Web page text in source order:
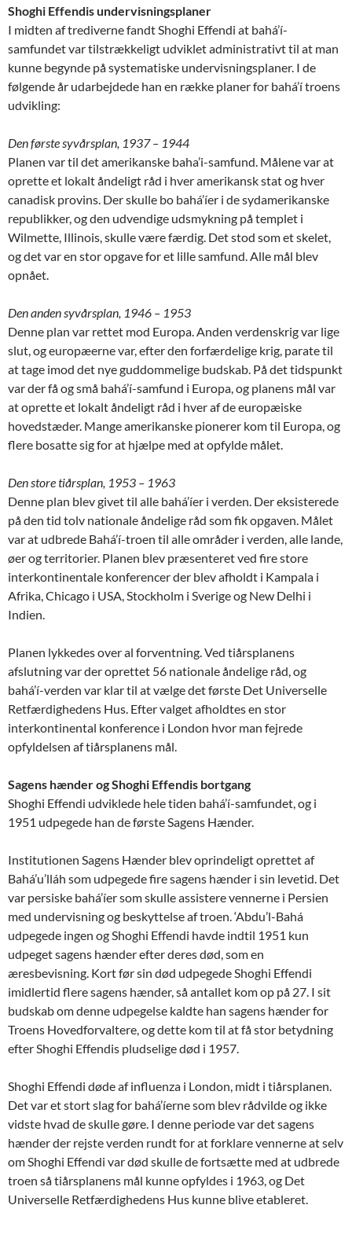
Shoghi Effendis undervisningsplaner
I midten af trediverne fandt Shoghi Effendi at bahá’í-
samfundet var tilstrækkeligt udviklet administrativt til at man
kunne begynde på systematiske undervisningsplaner. I de
følgende år udarbejdede han en række planer for bahá’í troens
udvikling:
Den første syvårsplan, 1937 – 1944
Planen var til det amerikanske baha’i-samfund. Målene var at
oprette et lokalt åndeligt råd i hver amerikansk stat og hver
canadisk provins. Der skulle bo bahá’íer i de sydamerikanske
republikker, og den udvendige udsmykning på templet i
Wilmette, Illinois, skulle være færdig. Det stod som et skelet,
og det var en stor opgave for et lille samfund. Alle mål blev
opnået.
Den anden syvårsplan, 1946 – 1953
Denne plan var rettet mod Europa. Anden verdenskrig var lige
slut, og europæerne var, efter den forfærdelige krig, parate til
at tage imod det nye guddommelige budskab. På det tidspunkt
var der få og små bahá’í-samfund i Europa, og planens mål var
at oprette et lokalt åndeligt råd i hver af de europæiske
hovedstæder. Mange amerikanske pionerer kom til Europa, og
flere bosatte sig for at hjælpe med at opfylde målet.
Den store tiårsplan, 1953 – 1963
Denne plan blev givet til alle bahá’íer i verden. Der eksisterede
på den tid tolv nationale åndelige råd som fik opgaven. Målet
var at udbrede Bahá’í-troen til alle områder i verden, alle lande,
øer og territorier. Planen blev præsenteret ved fire store
interkontinentale konferencer der blev afholdt i Kampala i
Afrika, Chicago i USA, Stockholm i Sverige og New Delhi i
Indien.
Planen lykkedes over al forventning. Ved tiårsplanens
afslutning var der oprettet 56 nationale åndelige råd, og
bahá’í-verden var klar til at vælge det første Det Universelle
Retfærdighedens Hus. Efter valget afholdtes en stor
interkontinental konference i London hvor man fejrede
opfyldelsen af tiårsplanens mål.
Sagens hænder og Shoghi Effendis bortgang
Shoghi Effendi udviklede hele tiden bahá’í-samfundet, og i
1951 udpegede han de første Sagens Hænder.
Institutionen Sagens Hænder blev oprindeligt oprettet af
Bahá’u’lláh som udpegede fire sagens hænder i sin levetid. Det
var persiske bahá’íer som skulle assistere vennerne i Persien
med undervisning og beskyttelse af troen. ‘Abdu’l-Bahá
udpegede ingen og Shoghi Effendi havde indtil 1951 kun
udpeget sagens hænder efter deres død, som en
æresbevisning. Kort før sin død udpegede Shoghi Effendi
imidlertid flere sagens hænder, så antallet kom op på 27. I sit
budskab om denne udpegelse kaldte han sagens hænder for
Troens Hovedforvaltere, og dette kom til at få stor betydning
efter Shoghi Effendis pludselige død i 1957.
Shoghi Effendi døde af influenza i London, midt i tiårsplanen.
Det var et stort slag for bahá’íerne som blev rådvilde og ikke
vidste hvad de skulle gøre. I denne periode var det sagens
hænder der rejste verden rundt for at forklare vennerne at selv
om Shoghi Effendi var død skulle de fortsætte med at udbrede
troen så tiårsplanens mål kunne opfyldes i 1963, og Det
Universelle Retfærdighedens Hus kunne blive etableret.